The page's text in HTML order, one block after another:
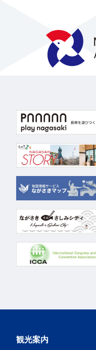
観光案内